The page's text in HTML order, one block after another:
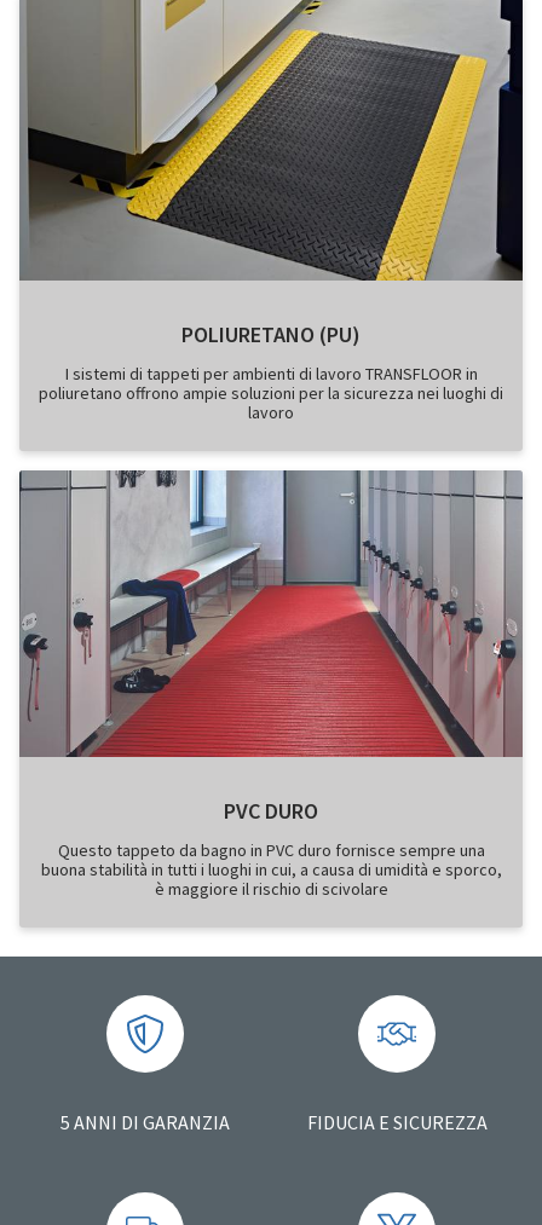
POLIURETANO (PU)
I sistemi di tappeti per ambienti di lavoro TRANSFLOOR in
poliuretano offrono ampie soluzioni per la sicurezza nei luoghi di
lavoro
PVC DURO
Questo tappeto da bagno in PVC duro fornisce sempre una
buona stabilità in tutti i luoghi in cui, a causa di umidità e sporco,
è maggiore il rischio di scivolare
5 ANNI DI GARANZIA FIDUCIA E SICUREZZA